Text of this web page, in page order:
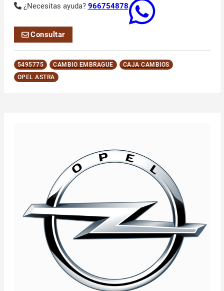
¿Necesitas ayuda? 966754878
Consultar
5495775 CAMBIO EMBRAGUE
CAJA CAMBIOS
OPEL ASTRA